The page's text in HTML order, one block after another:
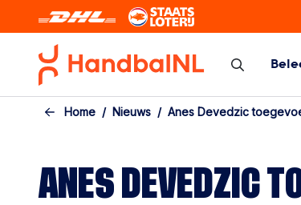
Skip to the main content
Zaal/veld
Programma/Uitslagen/Standen
Bekercompetitie
Home Nieuws Anes Devedzic
ANES DEVEDZIC